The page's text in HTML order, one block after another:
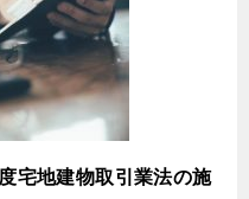
宅地建物取引業法の施